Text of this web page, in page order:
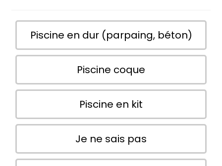
Piscine en dur (parpaing, béton)
Piscine coque
Piscine en kit
Je ne sais pas